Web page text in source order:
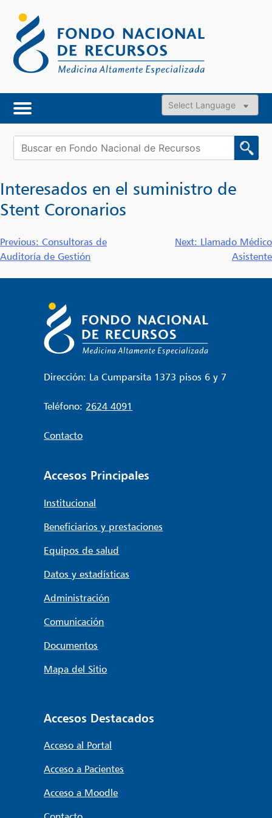
content
Powered by
Buscar:
Interesados en el suministro de
Stent Coronarios
Navegación
de
Previous: Consultoras de
Auditoría de Gestión
Next: Llamado Médico
Asistente
Dirección: La Cumparsita 1373 pisos 6 y 7
Teléfono: 2624 4091
Contacto
Accesos Principales
Institucional
Beneficiarios y prestaciones
Equipos de salud
Datos y estadísticas
Administración
Comunicación
Documentos
Mapa del Sitio
Accesos Destacados
Acceso al Portal
Acceso a Pacientes
Acceso a Moodle